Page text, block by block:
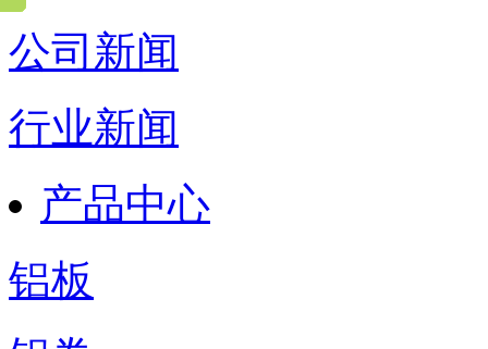
公司新闻
行业新闻
产品中心
铝板